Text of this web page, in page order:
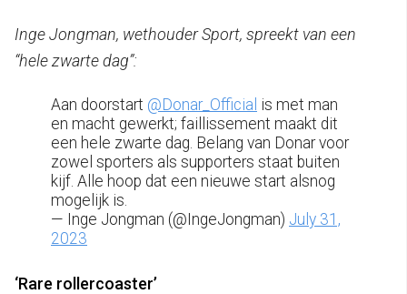
Inge Jongman, wethouder Sport, spreekt van een
“hele zwarte dag”:
Aan doorstart @Donar_Official is met man
en macht gewerkt; faillissement maakt dit
een hele zwarte dag. Belang van Donar voor
zowel sporters als supporters staat buiten
kijf. Alle hoop dat een nieuwe start alsnog
mogelijk is.
— Inge Jongman (@IngeJongman) July 31,
2023
‘Rare rollercoaster’